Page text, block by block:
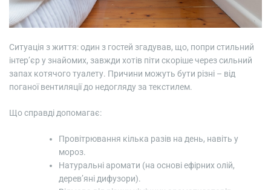
Ситуація з життя: один з гостей згадував, що, попри стильний
інтер’єр у знайомих, завжди хотів піти скоріше через сильний
запах котячого туалету. Причини можуть бути різні – від
поганої вентиляції до недогляду за текстилем.
Що справді допомагає:
Провітрювання кілька разів на день, навіть у
мороз.
Натуральні аромати (на основі ефірних олій,
дерев’яні дифузори).